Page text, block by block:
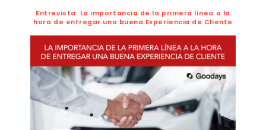
Entrevista: La importancia de la primera línea a la
hora de entregar una buena Experiencia de Cliente